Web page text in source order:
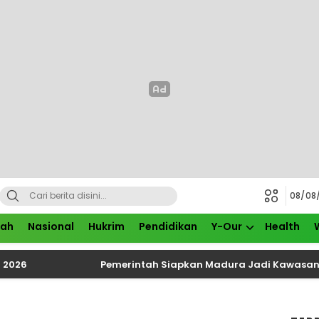
08/
Nasional Hukrim Pendidikan Y-Our Health
Pemerintah Siapkan Madura Jadi Kawasan Industri